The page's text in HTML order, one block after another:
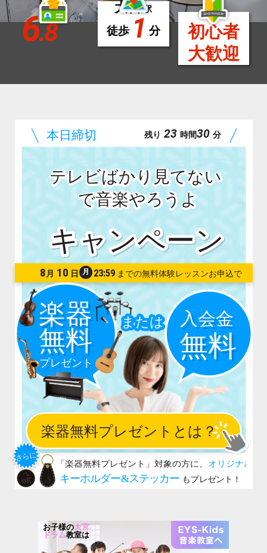
6.8
大宮駅
徒歩 1 分
初心者
大歓迎
テレビばかり見てない
で音楽やろうよ
8 月 10 日 月 23:59
残り 23 時間30 分
お子様の大宮
ドラム教室は